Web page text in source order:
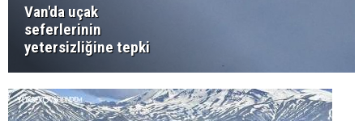
Van'da uçak
seferlerinin
yetersizliğine tepki